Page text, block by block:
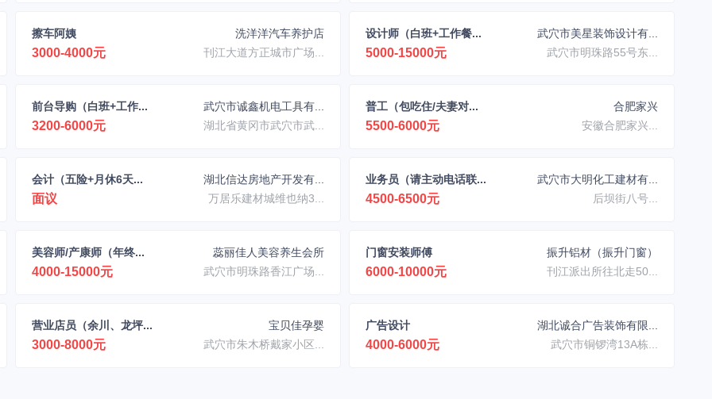
擦车阿姨 洗洋洋汽车养护店
3000-4000元 刊江大道方正城市广场...
设计师（白班+工作餐... 武穴市美星装饰设计有...
5000-15000元 武穴市明珠路55号东...
前台导购（白班+工作... 武穴市诚鑫机电工具有...
3200-6000元 湖北省黄冈市武穴市武...
普工（包吃住/夫妻对... 合肥家兴
5500-6000元 安徽合肥家兴...
会计（五险+月休6天... 湖北信达房地产开发有...
面议 万居乐建材城维也纳3...
业务员（请主动电话联... 武穴市大明化工建材有...
4500-6500元 后坝街八号...
美容师/产康师（年终... 蕊丽佳人美容养生会所
4000-15000元 武穴市明珠路香江广场...
门窗安装师傅 振升铝材（振升门窗）
6000-10000元 刊江派出所往北走50...
营业店员（余川、龙坪... 宝贝佳孕婴
3000-8000元 武穴市朱木桥戴家小区...
广告设计 湖北诚合广告装饰有限...
4000-6000元 武穴市铜锣湾13A栋...